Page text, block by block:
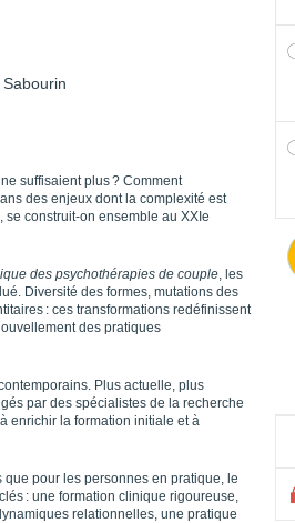
suffisaient plus ? Comment
des enjeux dont la complexité est
construit-on ensemble au XXIe
des psychothérapies de couple, les
Diversité des formes, mutations des
: ces transformations redéfinissent
des pratiques
Plus actuelle, plus
par des spécialistes de la recherche
enrichir la formation initiale et à
pour les personnes en pratique, le
: une formation clinique rigoureuse,
relationnelles, une pratique